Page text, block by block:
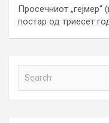
Просечниот
постар од триесет